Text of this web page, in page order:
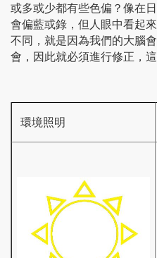
或多或少都有些色偏？像在
會偏藍或錄，但人眼中看起
不同，就是因為我們的大腦
會，因此就必須進行修正，
環境照明